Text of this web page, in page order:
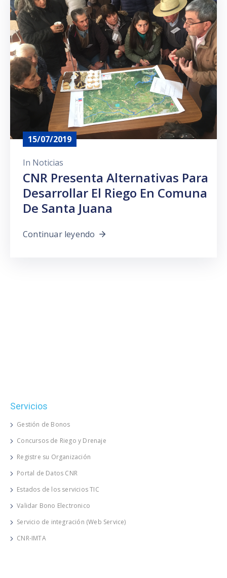
Prensa
15/07/2019
In Noticias
CNR Presenta Alternativas Para
Desarrollar El Riego En Comuna
De Santa Juana
Continuar leyendo
Servicios
Gestión de Bonos
Concursos de Riego y Drenaje
Registre su Organización
Portal de Datos CNR
Estados de los servicios TIC
Validar Bono Electronico
Servicio de integración (Web Service)
CNR-IMTA